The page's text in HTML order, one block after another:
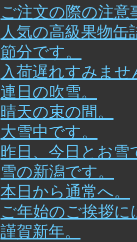
ご注文の際の注意
人気の高級果物缶
節分です。
入荷遅れすみませ
連日の吹雪。
晴天の束の間。
大雪中です。
昨日、今日とお雪
雪の新潟です。
本日から通常へ。
ご年始のご挨拶に
謹賀新年。